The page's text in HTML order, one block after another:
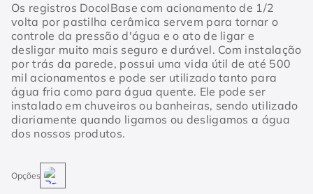
Os registros DocolBase com acionamento de 1/2
volta por pastilha cerâmica servem para tornar o
controle da pressão d'água e o ato de ligar e
desligar muito mais seguro e durável. Com instalação
por trás da parede, possui uma vida útil de até 500
mil acionamentos e pode ser utilizado tanto para
água fria como para água quente. Ele pode ser
instalado em chuveiros ou banheiras, sendo utilizado
diariamente quando ligamos ou desligamos a água
dos nossos produtos.